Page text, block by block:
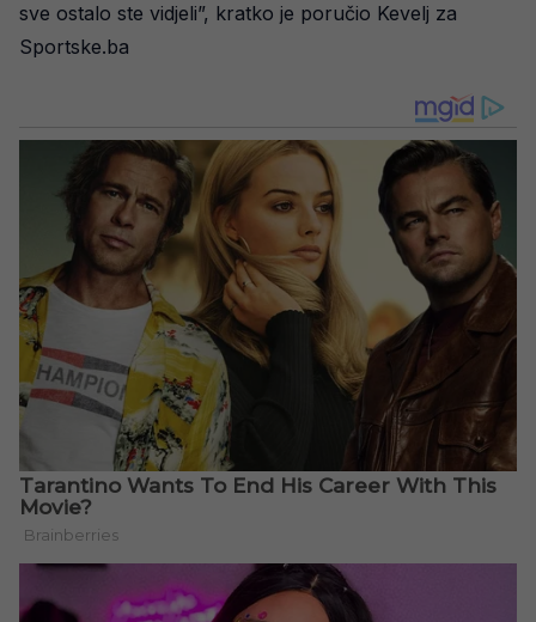
sve ostalo ste vidjeli”, kratko je poručio Kevelj za
Sportske.ba